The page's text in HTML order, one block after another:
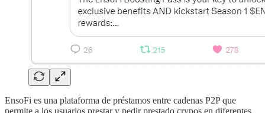
EnsoFi es una plataforma de préstamos entre cadenas P2P que